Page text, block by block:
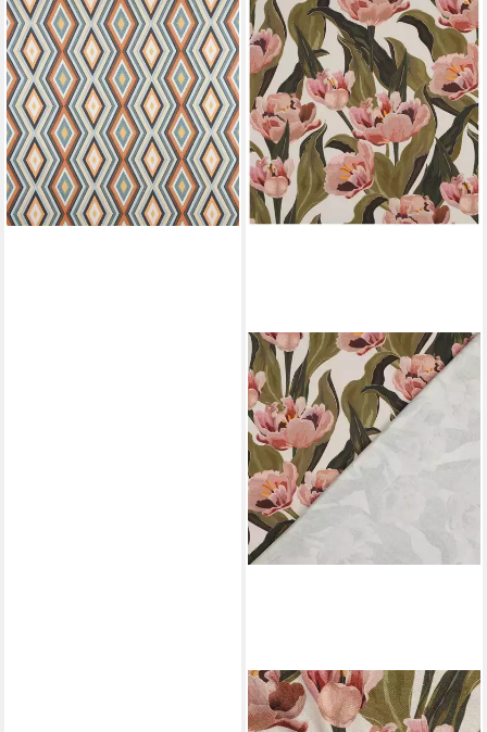
SCHÖNER LEBEN.
Stoff Dekostoffgeometrisch
Meterware Clarke & Clarke
Ethno creme bunt 138cm
20,95 €
(20,95 €/ 1 m)
lieferbar - in 4-5 Werktagen bei dir
MADDMA
Stoff Canvas Digital Flowers